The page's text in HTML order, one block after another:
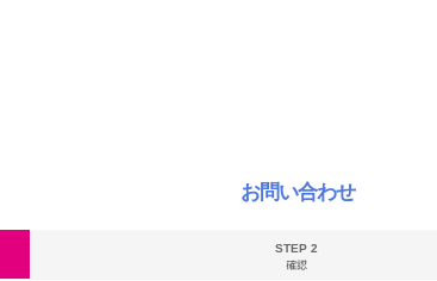
お問い合わせ
STEP 2
確認